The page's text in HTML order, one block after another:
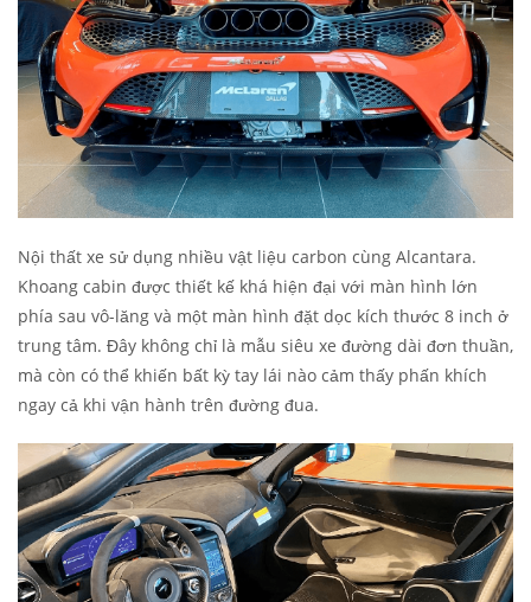
Nội thất xe sử dụng nhiều vật liệu carbon cùng Alcantara.
Khoang cabin được thiết kế khá hiện đại với màn hình lớn
phía sau vô-lăng và một màn hình đặt dọc kích thước 8 inch ở
trung tâm. Đây không chỉ là mẫu siêu xe đường dài đơn thuần,
mà còn có thể khiến bất kỳ tay lái nào cảm thấy phấn khích
ngay cả khi vận hành trên đường đua.